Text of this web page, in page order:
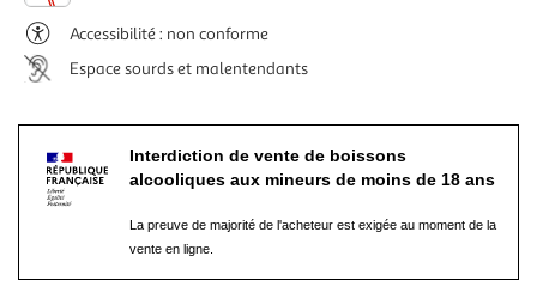
Accessibilité : non conforme
Espace sourds et malentendants
Interdiction de vente de boissons
alcooliques aux mineurs de moins de 18 ans
La preuve de majorité de l'acheteur est exigée au moment de la
vente en ligne.